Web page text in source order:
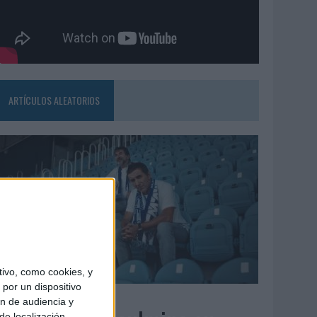
como cookies, y
un dispositivo
de audiencia y
ARTÍCULOS ALEATORIOS
08/2026